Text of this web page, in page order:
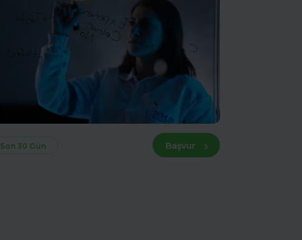
Son 30 Gün Başvur